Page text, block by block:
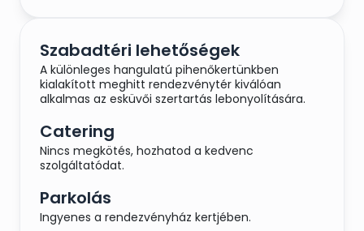
Szabadtéri lehetőségek
A különleges hangulatú pihenőkertünkben
kialakított meghitt rendezvénytér kiválóan
alkalmas az esküvői szertartás lebonyolítására.
Catering
Nincs megkötés, hozhatod a kedvenc
szolgáltatódat.
Parkolás
Ingyenes a rendezvényház kertjében.